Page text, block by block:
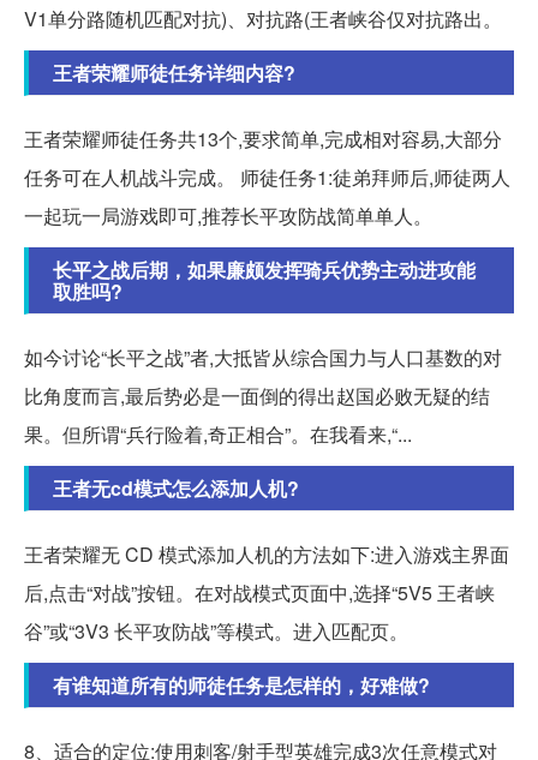
V1单分路随机匹配对抗)、对抗路(王者峡谷仅对抗路出。
王者荣耀师徒任务详细内容?
王者荣耀师徒任务共13个,要求简单,完成相对容易,大部分
任务可在人机战斗完成。 师徒任务1:徒弟拜师后,师徒两人
一起玩一局游戏即可,推荐长平攻防战简单单人。
长平之战后期，如果廉颇发挥骑兵优势主动进攻能
取胜吗?
如今讨论“长平之战”者,大抵皆从综合国力与人口基数的对
比角度而言,最后势必是一面倒的得出赵国必败无疑的结
果。但所谓“兵行险着,奇正相合”。在我看来,“...
王者无cd模式怎么添加人机?
王者荣耀无 CD 模式添加人机的方法如下:进入游戏主界面
后,点击“对战”按钮。在对战模式页面中,选择“5V5 王者峡
谷”或“3V3 长平攻防战”等模式。进入匹配页。
有谁知道所有的师徒任务是怎样的，好难做?
8、适合的定位:使用刺客/射手型英雄完成3次任意模式对